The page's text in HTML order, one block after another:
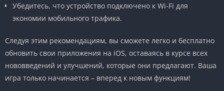
Убедитесь, что устройство подключено к Wi-Fi для
экономии мобильного трафика.
Следуя этим рекомендациям, вы сможете легко и бесплатно
обновить свои приложения на iOS, оставаясь в курсе всех
нововведений и улучшений, которые они предлагают. Ваша
игра только начинается – вперед к новым функциям!